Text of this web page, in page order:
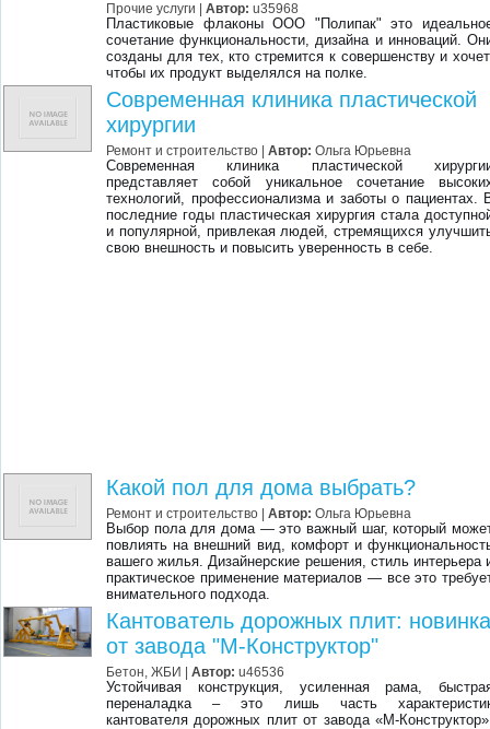
Прочие услуги |Автор: u35968
Пластиковые флаконы ООО "Полипак" это
сочетание функциональности, дизайна и инноваций.
созданы для тех, кто стремится к совершенству и
чтобы их продукт выделялся на полке.
Современная клиника пластической
хирургии
Ремонт и строительство |Автор: Ольга Юрьевна
Современная клиника пластической
представляет собой уникальное сочетание
технологий, профессионализма и заботы о пациентах.
последние годы пластическая хирургия стала
и популярной, привлекая людей, стремящихся
свою внешность и повысить уверенность в себе.
Какой пол для дома выбрать?
Ремонт и строительство |Автор: Ольга Юрьевна
Выбор пола для дома — это важный шаг, который
повлиять на внешний вид, комфорт и
вашего жилья. Дизайнерские решения, стиль интерьера
практическое применение материалов — все это
внимательного подхода.
Кантователь дорожных плит:
от завода "М-Конструктор"
Бетон, ЖБИ |Автор: u46536
Устойчивая конструкция, усиленная рама,
переналадка – это лишь часть
кантователя дорожных плит от завода «М-